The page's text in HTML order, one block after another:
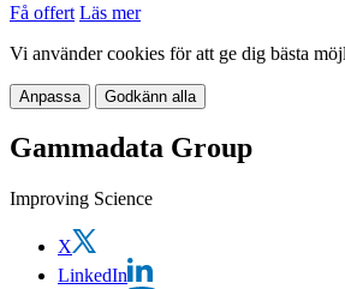
Få offert Läs mer
Vi använder cookies för att ge dig bästa
Anpassa Godkänn alla
Gammadata Group
Improving Science
X
LinkedIn